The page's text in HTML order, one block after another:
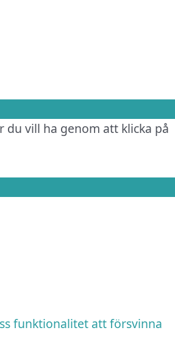
du vill ha genom att klicka på
funktionalitet att försvinna